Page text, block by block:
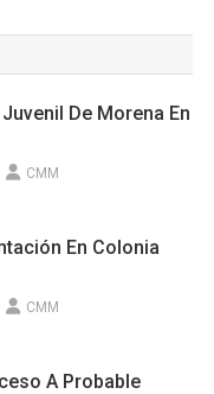
De Morena En
CMM
En Colonia
CMM
A Probable